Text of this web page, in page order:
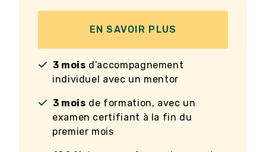
EN SAVOIR PLUS
3 mois d’accompagnement
individuel avec un mentor
3 mois de formation, avec un
examen certifiant à la fin du
premier mois